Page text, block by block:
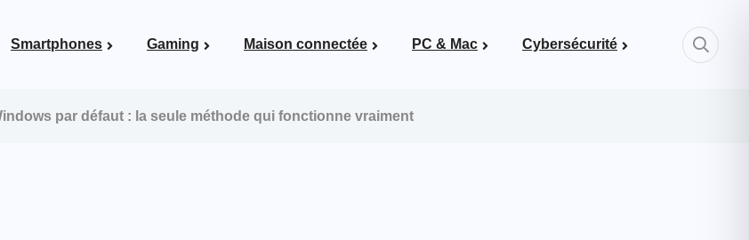
Smartphones Gaming Maison connectée PC & Mac Cybersécurité
par défaut : la seule méthode qui fonctionne vraiment